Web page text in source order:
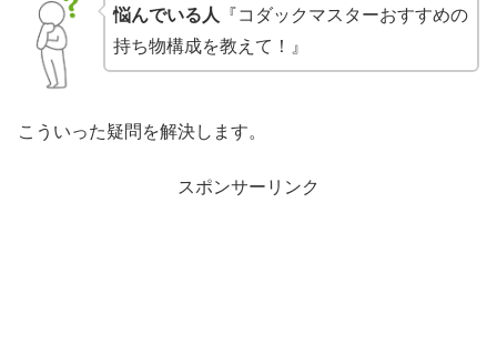
悩んでいる人 『コダックマスターおすすめの
持ち物構成を教えて！』
こういった疑問を解決します。
スポンサーリンク